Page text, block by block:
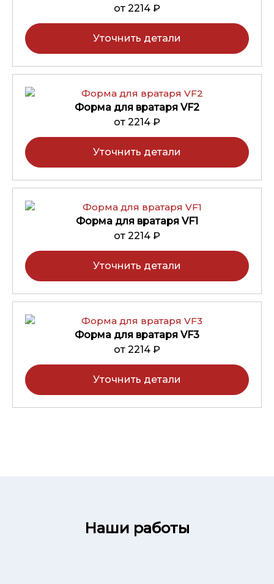
от 2214 ₽
Уточнить детали
Форма для вратаря VF2
от 2214 ₽
Уточнить детали
Форма для вратаря VF1
от 2214 ₽
Уточнить детали
Форма для вратаря VF3
от 2214 ₽
Уточнить детали
Наши работы